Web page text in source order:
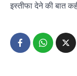
इस्तीफा देने की बात